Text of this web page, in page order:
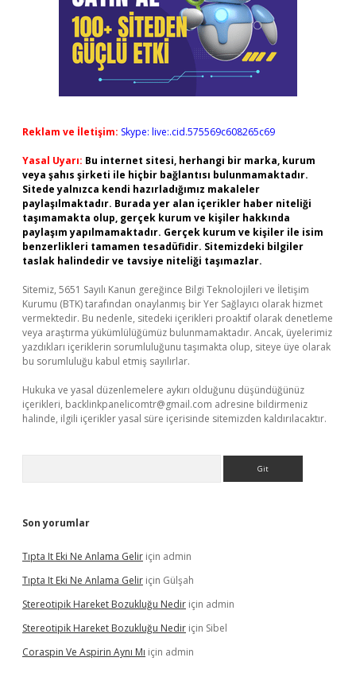
Reklam ve İletişim: Skype: live:.cid.575569c608265c69
Yasal Uyarı: Bu internet sitesi, herhangi bir marka, kurum
veya şahıs şirketi ile hiçbir bağlantısı bulunmamaktadır.
Sitede yalnızca kendi hazırladığımız makaleler
paylaşılmaktadır. Burada yer alan içerikler haber niteliği
taşımamakta olup, gerçek kurum ve kişiler hakkında
paylaşım yapılmamaktadır. Gerçek kurum ve kişiler ile isim
benzerlikleri tamamen tesadüfidir. Sitemizdeki bilgiler
taslak halindedir ve tavsiye niteliği taşımazlar.
Sitemiz, 5651 Sayılı Kanun gereğince Bilgi Teknolojileri ve İletişim
Kurumu (BTK) tarafından onaylanmış bir Yer Sağlayıcı olarak hizmet
vermektedir. Bu nedenle, sitedeki içerikleri proaktif olarak denetleme
veya araştırma yükümlülüğümüz bulunmamaktadır. Ancak, üyelerimiz
yazdıkları içeriklerin sorumluluğunu taşımakta olup, siteye üye olarak
bu sorumluluğu kabul etmiş sayılırlar.
Hukuka ve yasal düzenlemelere aykırı olduğunu düşündüğünüz
içerikleri, backlinkpanelicomtr@gmail.com adresine bildirmeniz
halinde, ilgili içerikler yasal süre içerisinde sitemizden kaldırılacaktır.
Son yorumlar
Tıpta It Eki Ne Anlama Gelir için admin
Tıpta It Eki Ne Anlama Gelir için Gülşah
Stereotipik Hareket Bozukluğu Nedir için admin
Stereotipik Hareket Bozukluğu Nedir için Sibel
Coraspin Ve Aspirin Aynı Mı için admin